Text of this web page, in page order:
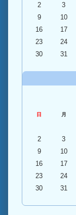
2
3
9
10
16
17
23
24
30
31
日 月
2
3
9
10
16
17
23
24
30
31